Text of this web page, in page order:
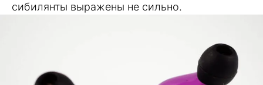
сибилянты выражены не сильно.